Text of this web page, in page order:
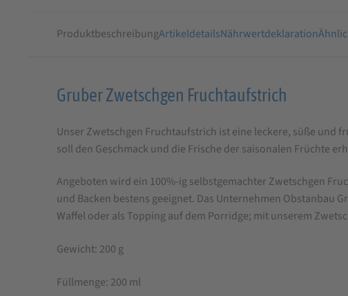
ProduktbeschreibungArtikeldetailsNährwertdeklaration
Produktbeschreibung
Gruber
Zwetschgen
Fruchtaufstrich
Gruber Zwetschgen Fruchtaufstrich
Unser Zwetschgen Fruchtaufstrich ist eine leckere, süße und
soll den Geschmack und die Frische der saisonalen Früchte
Angeboten wird ein 100%-ig selbstgemachter Zwetschgen
und Backen bestens geeignet. Das Unternehmen Obstanbau
Waffel oder als Topping auf dem Porridge; mit unserem
Gewicht: 200 g
Füllmenge: 200 ml